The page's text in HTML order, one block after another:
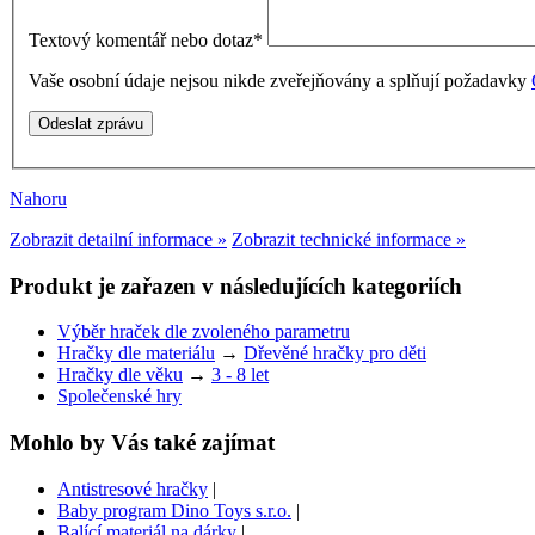
Textový komentář nebo dotaz*
Vaše osobní údaje nejsou nikde zveřejňovány a splňují požadavky
Nahoru
Zobrazit detailní informace » Zobrazit technické informace »
Produkt je zařazen v následujících kategoriích
Výběr hraček dle zvoleného parametru
Hračky dle materiálu → Dřevěné hračky pro děti
Hračky dle věku → 3 - 8 let
Společenské hry
Mohlo by Vás také zajímat
Antistresové hračky |
Baby program Dino Toys s.r.o. |